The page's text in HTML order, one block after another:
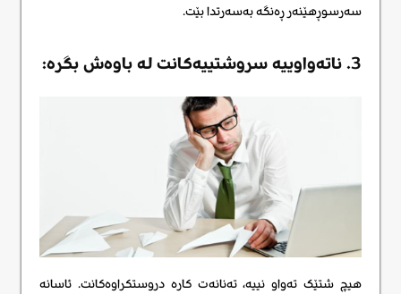
سەرسوڕهێنەر ڕەنگە بەسەرتدا بێت.
3. ناتەواوییە سروشتییەکانت لە باوەش بگره:
هیچ شتێک تەواو نییە، تەنانەت کارە دروستکراوەکانت. ئاسانە